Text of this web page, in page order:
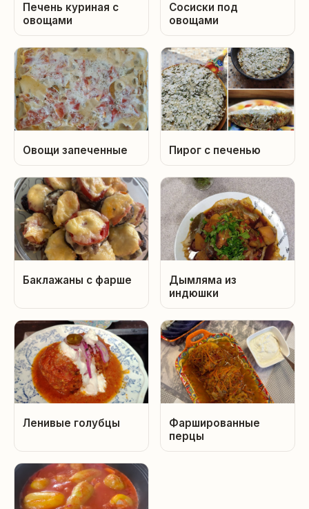
Печень куриная с
овощами
Сосиски под
овощами
Овощи запеченные Пирог с печенью
Баклажаны с фарше
Дымляма из
индюшки
Ленивые голубцы
Фаршированные
перцы